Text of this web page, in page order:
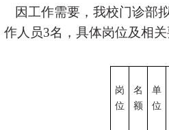
因工作需要，我校门诊部
作人员3名，具体岗位及相
岗
位
名
额
单
位